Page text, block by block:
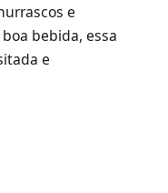
e
bebida, essa
e